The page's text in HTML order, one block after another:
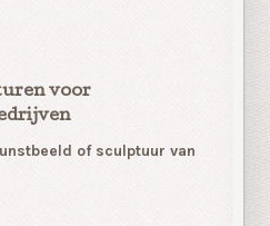
voor
of sculptuur van